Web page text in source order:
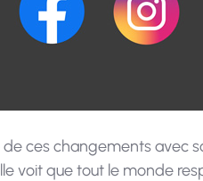
de ces changements avec
voit que tout le monde